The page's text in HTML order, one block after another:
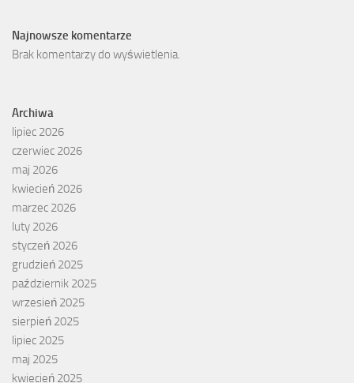
Najnowsze komentarze
Brak komentarzy do wyświetlenia.
Archiwa
lipiec 2026
czerwiec 2026
maj 2026
kwiecień 2026
marzec 2026
luty 2026
styczeń 2026
grudzień 2025
październik 2025
wrzesień 2025
sierpień 2025
lipiec 2025
maj 2025
kwiecień 2025